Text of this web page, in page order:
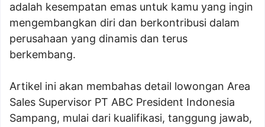
adalah kesempatan emas untuk kamu yang ingin
mengembangkan diri dan berkontribusi dalam
perusahaan yang dinamis dan terus
berkembang.
Artikel ini akan membahas detail lowongan Area
Sales Supervisor PT ABC President Indonesia
Sampang, mulai dari kualifikasi, tanggung jawab,